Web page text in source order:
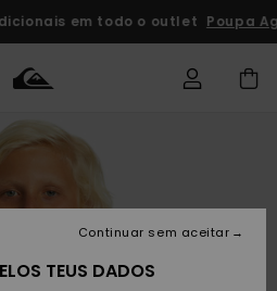
em todo o outlet Poupa
Shop
à tua
TEUS DADOS
Continuar sem aceitar